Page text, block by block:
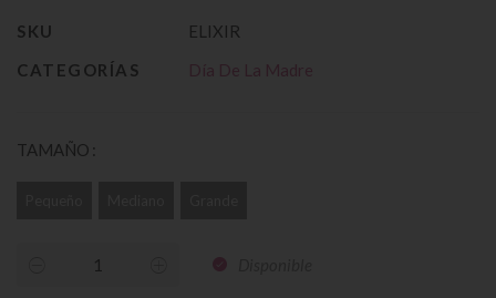
SKU
ELIXIR
CATEGORÍAS
Día De La Madre
TAMAÑO